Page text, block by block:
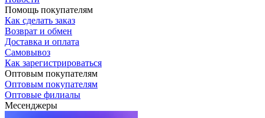
Помощь покупателям
Как сделать заказ
Возврат и обмен
Доставка и оплата
Самовывоз
Как зарегистрироваться
Оптовым покупателям
Оптовым покупателям
Оптовые филиалы
Месенджеры